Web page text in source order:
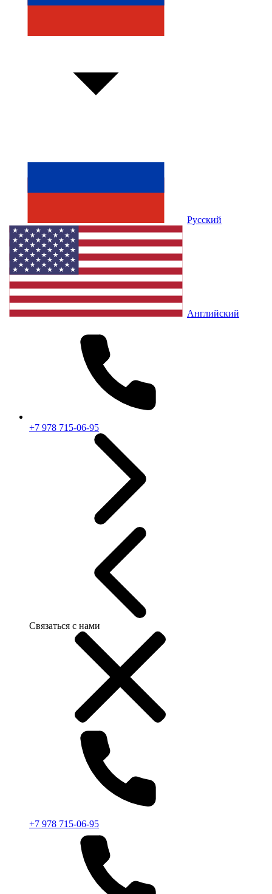
Русский
Английский
+7 978 715-06-95
Связаться с нами
+7 978 715-06-95